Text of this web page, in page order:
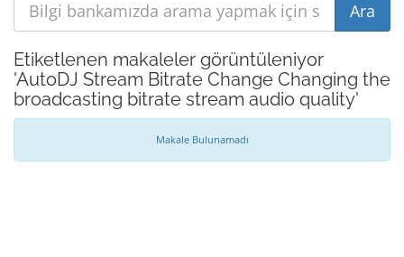
Etiketlenen makaleler görüntüleniyor
'AutoDJ Stream Bitrate Change Changing the
broadcasting bitrate stream audio quality'
Makale Bulunamadı